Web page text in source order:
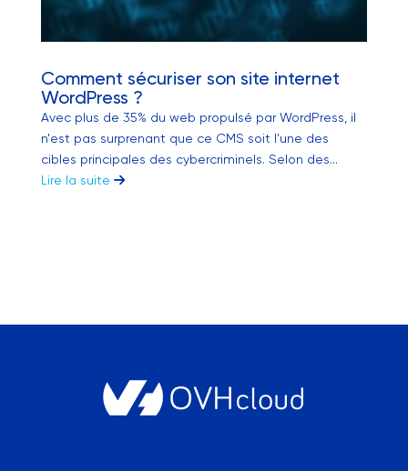
Comment sécuriser son site internet
WordPress ?
Avec plus de 35% du web propulsé par WordPress, il
n'est pas surprenant que ce CMS soit l'une des
cibles principales des cybercriminels. Selon des...
Lire la suite